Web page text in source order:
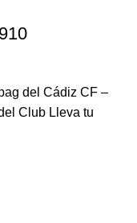
del Cádiz CF –
Club Lleva tu